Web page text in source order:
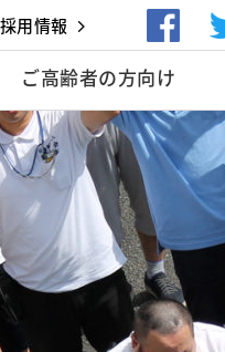
採用情報
ご高齢者の方向け